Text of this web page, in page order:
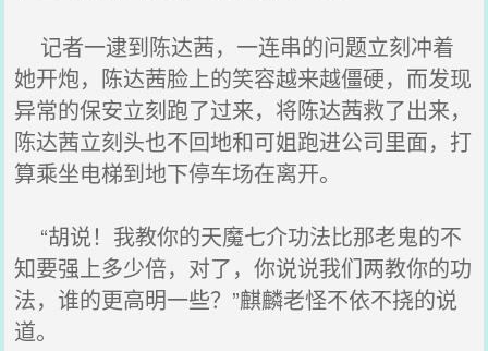
记者一逮到陈达茜，一连串的问题立刻冲着
她开炮，陈达茜脸上的笑容越来越僵硬，而发现
异常的保安立刻跑了过来，将陈达茜救了出来，
陈达茜立刻头也不回地和可姐跑进公司里面，打
算乘坐电梯到地下停车场在离开。
“胡说！我教你的天魔七介功法比那老鬼的不
知要强上多少倍，对了，你说说我们两教你的功
法，谁的更高明一些？”麒麟老怪不依不挠的说
道。